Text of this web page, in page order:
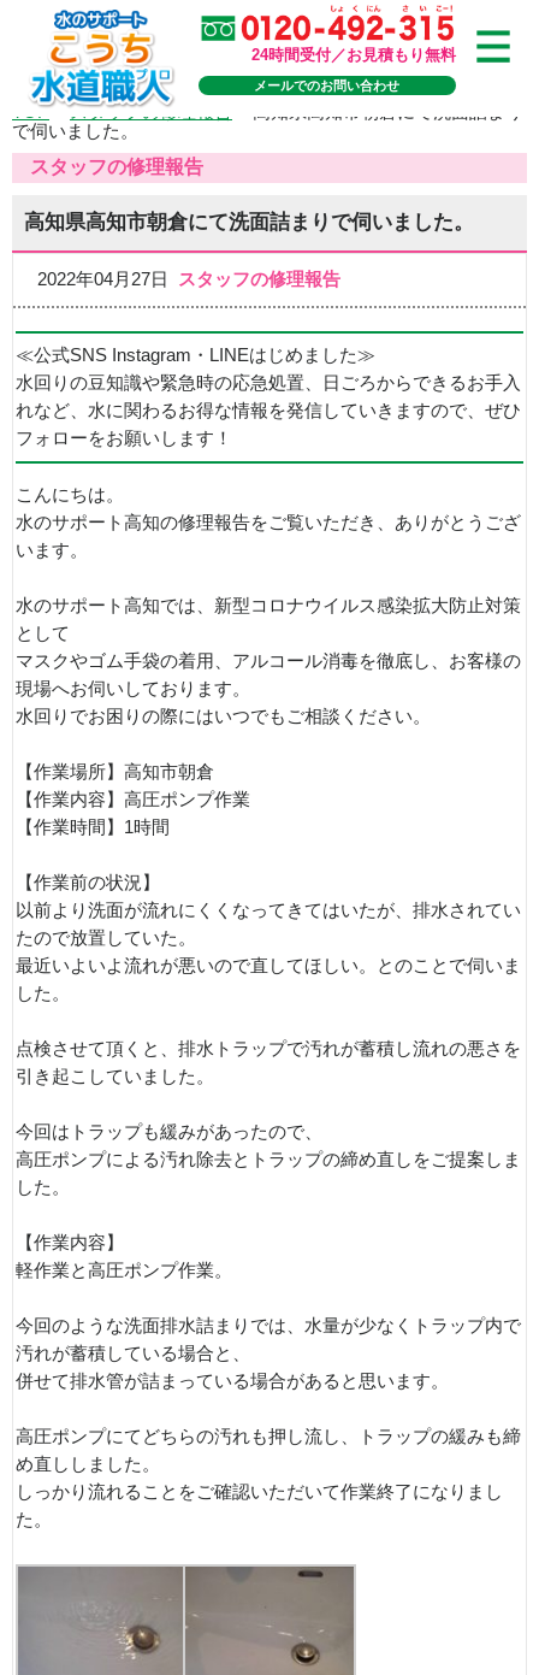
24時間受付／お見積もり無料
メールでのお問い合わせ
TOP>スタッフの修理報告
で伺いました。
スタッフの修理報告
高知県高知市朝倉にて洗面詰まりで伺いました。
2022年04月27日 スタッフの修理報告
≪公式SNS Instagram・LINEはじめました≫
水回りの豆知識や緊急時の応急処置、日ごろからできるお手入
れなど、水に関わるお得な情報を発信していきますので、ぜひ
フォローをお願いします！
こんにちは。
水のサポート高知の修理報告をご覧いただき、ありがとうござ
います。
水のサポート高知では、新型コロナウイルス感染拡大防止対策
として
マスクやゴム手袋の着用、アルコール消毒を徹底し、お客様の
現場へお伺いしております。
水回りでお困りの際にはいつでもご相談ください。
【作業場所】高知市朝倉
【作業内容】高圧ポンプ作業
【作業時間】1時間
【作業前の状況】
以前より洗面が流れにくくなってきてはいたが、排水されてい
たので放置していた。
最近いよいよ流れが悪いので直してほしい。とのことで伺いま
した。
点検させて頂くと、排水トラップで汚れが蓄積し流れの悪さを
引き起こしていました。
今回はトラップも緩みがあったので、
高圧ポンプによる汚れ除去とトラップの締め直しをご提案しま
した。
【作業内容】
軽作業と高圧ポンプ作業。
今回のような洗面排水詰まりでは、水量が少なくトラップ内で
汚れが蓄積している場合と、
併せて排水管が詰まっている場合があると思います。
高圧ポンプにてどちらの汚れも押し流し、トラップの緩みも締
め直ししました。
しっかり流れることをご確認いただいて作業終了になりまし
た。